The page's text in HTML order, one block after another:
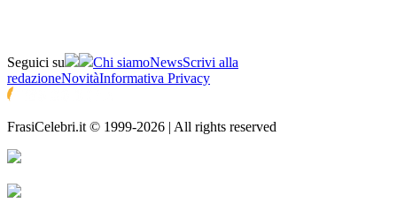
Seguici su Chi siamoNewsScrivi alla
redazioneNovitàInformativa Privacy
FrasiCelebri.it © 1999-2026 | All rights reserved